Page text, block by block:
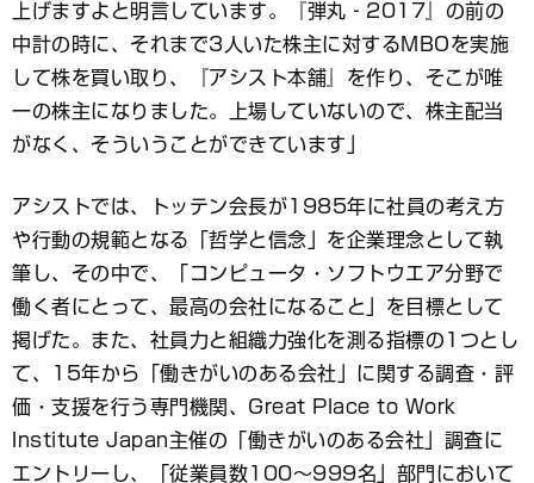
上げますよと明言しています。『弾丸‐2017』の前の
中計の時に、それまで3人いた株主に対するMBOを実施
して株を買い取り、『アシスト本舗』を作り、そこが唯
一の株主になりました。上場していないので、株主配当
がなく、そういうことができています」
アシストでは、トッテン会長が1985年に社員の考え方
や行動の規範となる「哲学と信念」を企業理念として執
筆し、その中で、「コンピュータ・ソフトウエア分野で
働く者にとって、最高の会社になること」を目標として
掲げた。また、社員力と組織力強化を測る指標の1つとし
て、15年から「働きがいのある会社」に関する調査・評
価・支援を行う専門機関、Great Place to Work
Institute Japan主催の「働きがいのある会社」調査に
エントリーし、「従業員数100～999名」部門において